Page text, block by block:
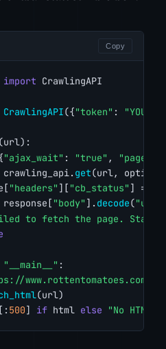
Copy
import CrawlingAPI
CrawlingAPI({"token" :
(url):
"ajax_wait" : "true" ,
get(url,
"headers" ][ "cb_status" ] ==
response[ "body" ]. decode("utf-
to fetch the page.
"__main__" :
www.rottentomatoes.com/
(url)
500] if html else "No HTML